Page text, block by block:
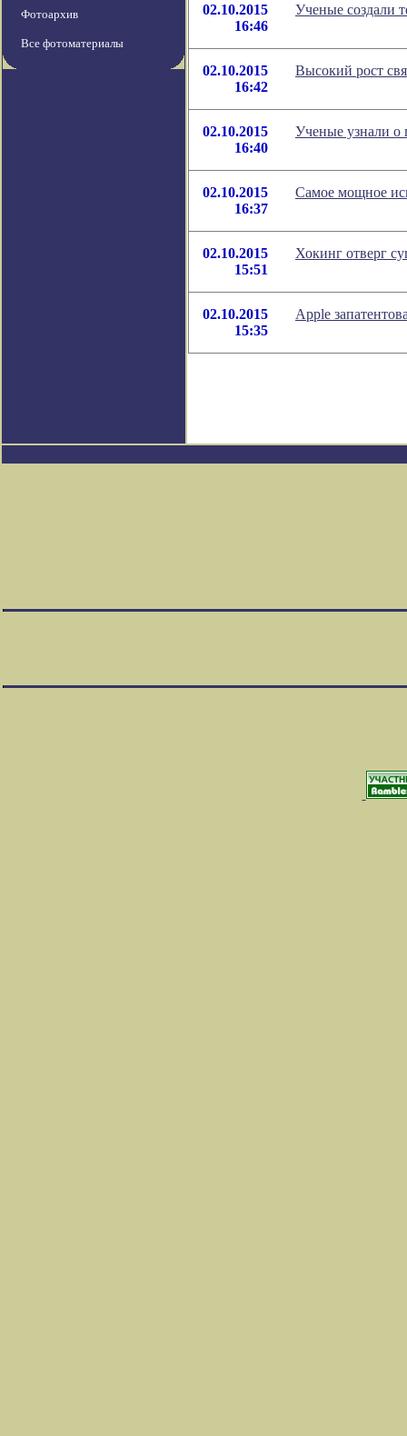
Фотоархив
Все фотоматериалы
02.10.2015
16:46
Ученые создали
02.10.2015
16:42
Высокий рост
02.10.2015
16:40
Ученые узнали о
02.10.2015
16:37
Самое мощное
02.10.2015
15:51
Хокинг отверг
02.10.2015
15:35
Apple